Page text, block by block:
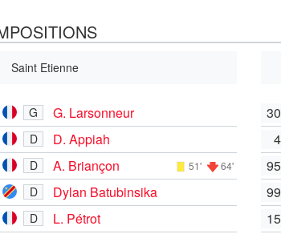
Saint Etienne
G
G. Larsonneur
D
D. Appiah
D A. Briançon 51' 64'
D
Dylan Batubinsika
D
L. Pétrot
30
4
95
99
15